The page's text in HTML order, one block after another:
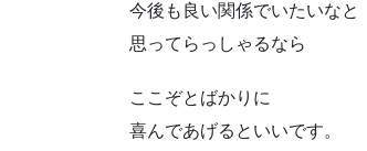
今後も良い関係でいたいなと
思ってらっしゃるなら
ここぞとばかりに
喜んであげるといいです。